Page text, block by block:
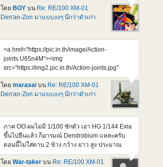
โดย BOY บน Re: RE/100 XM-01
Den'an-Zon มาแบบงงๆ นึกว่าตัวเก่า
<a href="https://pic.in.th/image/Action-
joints.U65n4M"><img
src="https://img2.pic.in.th/Action-joints.jpg"
alt="Action joints" border="0"></a> Credit :
Supreme Mecha จุดขยับ ตอบโจทย์ เยี่ยมขึ้นกว่า
โมเก่าๆเยอะเลย รอก็แค่รอบถัดๆไป กะจังหวะจอง
ได้ที่จะต้องลงตัวกัน ไม่โดน Bot แย่งไปทุกๆรอบอีก
โดย marasai บน Re: RE/100 XM-01
Den'an-Zon มาแบบงงๆ นึกว่าตัวเก่า
ภาค OO ผมไม่มี 1/100 ซักตัว เอา HG 1/144 Exia
ขึ้นไปยืนแล้ว ก็อารมณ์ Dendrobium แหละครับ
ตอนนี้ไม่ใส่ดาบ 2 ข้าง กว้าง ยาว สูง ประมาณ
เกือบ ๆ 40 ซม. ทุกด้าน แต่ถ้าเอา MS 1/100 ไปใส่
คงสูงขึ้นอีกหน่อย ส่วนดาบ ยาว 40 กว่า ซม. ถ้าใส่
โดย War-taker บน Re: RE/100 XM-01